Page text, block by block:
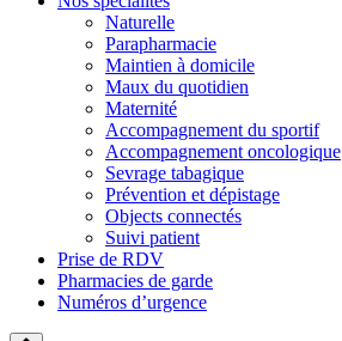
Naturelle
Parapharmacie
Maintien à domicile
Maux du quotidien
Maternité
Accompagnement du sportif
Accompagnement oncologique
Sevrage tabagique
Prévention et dépistage
Objects connectés
Suivi patient
Prise de RDV
Pharmacies de garde
Numéros d’urgence